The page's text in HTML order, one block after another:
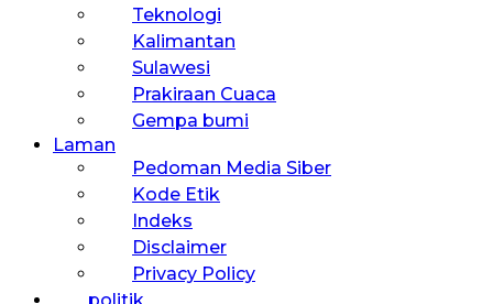
Teknologi
Kalimantan
Sulawesi
Prakiraan Cuaca
Gempa bumi
Laman
Pedoman Media Siber
Kode Etik
Indeks
Disclaimer
Privacy Policy
politik